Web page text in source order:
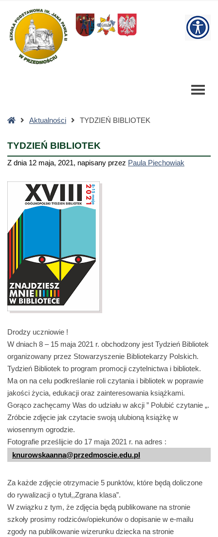
BIBLIOTEK
Szkoła
Podstawowa
StronaAktualności TYDZIEŃ BIBLIOTEK
TYDZIEŃ BIBLIOTEK
Z dnia 12 maja, 2021, napisany przez Paula Piechowiak
Drodzy uczniowie !
W dniach 8 – 15 maja 2021 r. obchodzony jest Tydzień Bibliotek
organizowany przez Stowarzyszenie Bibliotekarzy Polskich.
Tydzień Bibliotek to program promocji czytelnictwa i bibliotek.
Ma on na celu podkreślanie roli czytania i bibliotek w poprawie
jakości życia, edukacji oraz zainteresowania książkami.
Gorąco zachęcamy Was do udziału w akcji ” Polubić czytanie „.
Zróbcie zdjęcie jak czytacie swoją ulubioną książkę w
wiosennym ogrodzie.
Fotografie prześlijcie do 17 maja 2021 r. na adres :
knurowskaanna@przedmoscie.edu.pl
Za każde zdjęcie otrzymacie 5 punktów, które będą doliczone
do rywalizacji o tytuł,,Zgrana klasa”.
W związku z tym, że zdjęcia będą publikowane na stronie
szkoły prosimy rodziców/opiekunów o dopisanie w e-mailu
zgody na publikowanie wizerunku dziecka na stronie